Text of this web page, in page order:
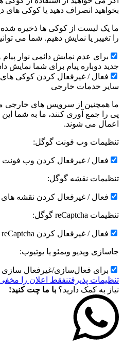
بخواهید انصراف دهید یا کوکی های
ما یک لیست از کوکی ها ذخیره شده
را تغییر یا نمایش دهیم. شما می
جدید دوباره پیام برای شما نمایش
فعال / غیرفعال کردن کوکی
سایر خدمات خارجی
ما همچنین از سرویس های خارجی
پی را جمع آوری کنند، ما به شما
اعمال می شوند.
تنظیمات وب فونت گوگل:
فعال / غیرفعال کردن وب
تنظیمات نقشه گوگل:
فعال / غیرفعال کردن نقشه
تنظیمات reCaptcha گوگل:
فعال / غیرفعال کردن reCaptcha گوگل
جاسازی ویدیو ویمئو یا یوتیوب:
برای فعال‌سازی/غیرفعال سازی
تنظیمات پذیرفتنفقط اعلان را مخفی
نیاز به کمک دارید؟ با ما چت کنید!